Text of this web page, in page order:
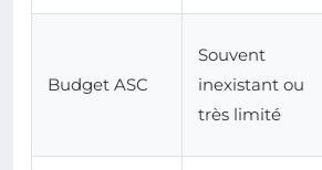
Budget ASC
Souvent
inexistant ou
très limité